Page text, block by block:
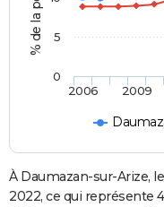
2006 2009
0
5
À Daumazan-sur-Arize,
2022, ce qui représente